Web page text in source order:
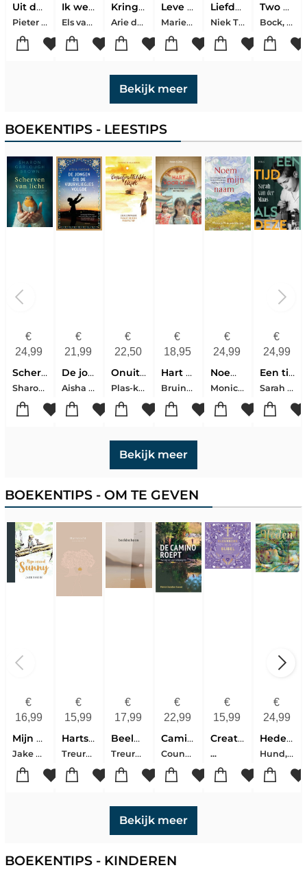
Uit de tijd
Pieter Both
Ik wens je al het goede
Els van Dijk
Kring van genade
Arie de Rover
Leve het schuldgevoel
Marieke Meijer
Liefde, lijden, leven
Niek Tramper
Two States For Two Peoples
Bock, Wolfgang
Bekijk meer
BOEKENTIPS - LEESTIPS
€
24,99
Scherven van licht
Sharon Garlough Brown
€
21,99
De jongen die de vuurvliegjes volgde
Aisha Hassan
€
22,50
Onuitputtelijke Liefde
Plas-kuipers, Janneke
€
18,95
Hart Voor China Dl. 1
Bruins-bouter, Anne
€
24,99
Noem mijn naam
Monica Nieuwenhuijse
€
24,99
Een tijd als deze
Sarah van der Maas
Bekijk meer
BOEKENTIPS - OM TE GEVEN
€
16,99
Mijn vriend Sunny
Jake Biggin
€
15,99
Hartstocht
Treurniet,-noteboom, Willianne
€
17,99
Beeldschoon
Treurniet-noteboom, Willianne
€
22,99
Camino Roept
Counet, Patrick Chatelion
€
15,99
Creatief kleurboek bij de Bijbel
...
€
24,99
Heden Een Tuin Vol Vreugde
Hund, Marjolein
Bekijk meer
BOEKENTIPS - KINDEREN